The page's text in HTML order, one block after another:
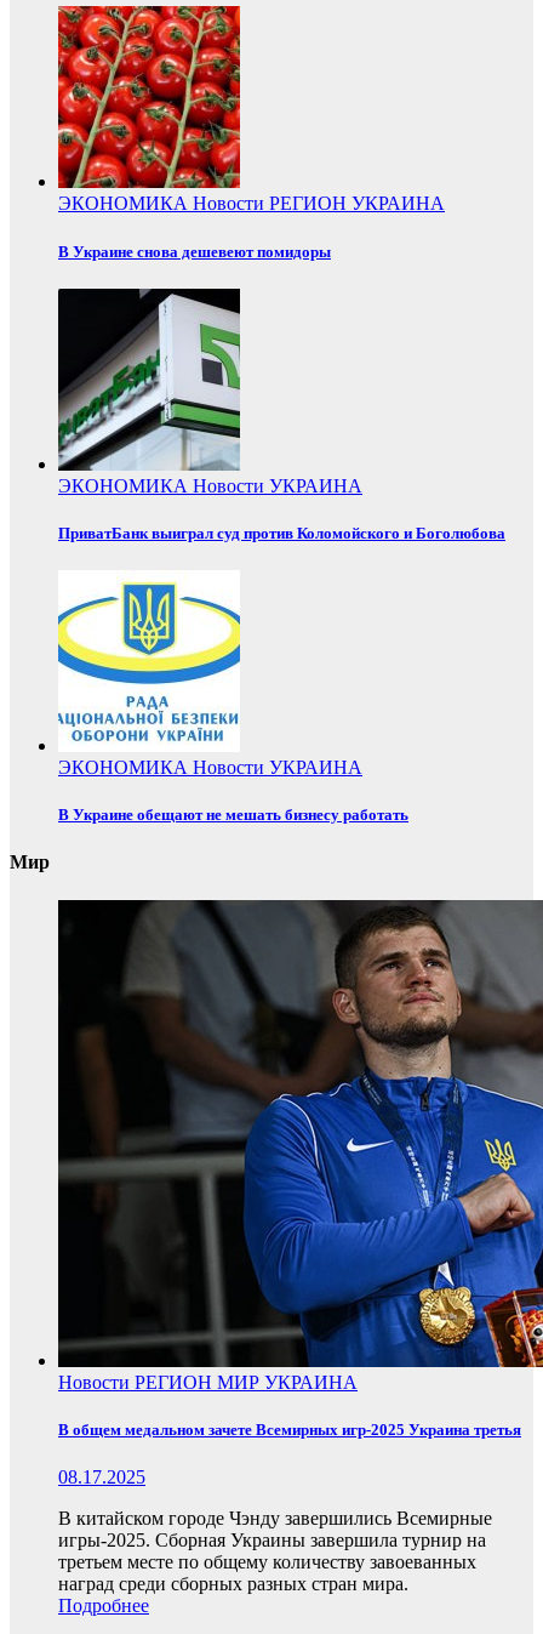
ЭКОНОМИКА Новости РЕГИОН УКРАИНА
В Украине снова дешевеют помидоры
ЭКОНОМИКА Новости УКРАИНА
ПриватБанк выиграл суд против Коломойского и Боголюбова
ЭКОНОМИКА Новости УКРАИНА
В Украине обещают не мешать бизнесу работать
Мир
Новости РЕГИОН МИР УКРАИНА
В общем медальном зачете Всемирных игр-2025 Украина третья
08.17.2025
В китайском городе Чэнду завершились Всемирные
игры-2025. Сборная Украины завершила турнир на
третьем месте по общему количеству завоеванных
наград среди сборных разных стран мира.
Подробнее